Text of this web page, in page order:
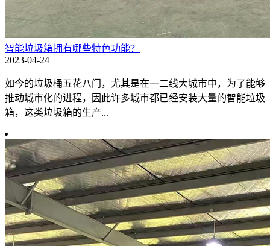
智能垃圾箱拥有哪些特色功能？
2023-04-24
如今的垃圾桶五花八门，尤其是在一二线大城市中，为了能够
推动城市化的进程，因此许多城市都已经安装大量的智能垃圾
箱，这类垃圾箱的生产...